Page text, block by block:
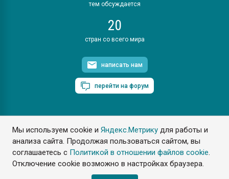
Мы используем cookie иЯндекс.Метрику для работы и
анализа сайта. Продолжая пользоваться сайтом, вы
соглашаетесь с Политикой в отношении файлов cookie.
Отключение cookie возможно в настройках браузера.
тем обсуждается
20
стран со всего мира
написать нам
перейти на форум
ПластЭксперт © 2006. Все права защищены
Разрешается копирование материалов сайта с обязательной
ссылкой на www.e-plastic.ru
Разработка сайта